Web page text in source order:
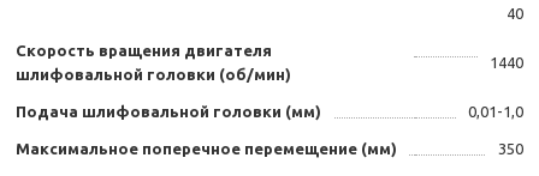
40
Скорость вращения двигателя
шлифовальной головки (об/мин)
1440
Подача шлифовальной головки (мм) 0,01-1,0
Максимальное поперечное перемещение (мм) 350